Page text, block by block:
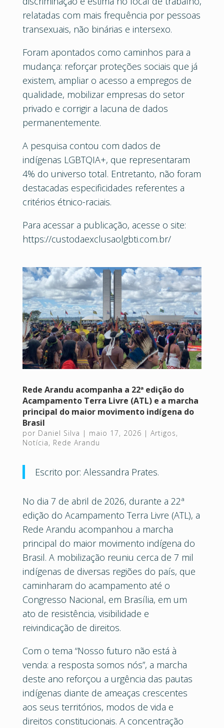
relatadas com mais frequência por pessoas
transexuais, não binárias e intersexo.
Foram apontados como caminhos para a
mudança: reforçar proteções sociais que já
existem, ampliar o acesso a empregos de
qualidade, mobilizar empresas do setor
privado e corrigir a lacuna de dados
permanentemente.
A pesquisa contou com dados de
indígenas LGBTQIA+, que representaram
4% do universo total. Entretanto, não foram
destacadas especificidades referentes a
critérios étnico-raciais.
Para acessar a publicação, acesse o site:
https://custodaexclusaolgbti.com.br/
Rede Arandu acompanha a 22ª edição do
Acampamento Terra Livre (ATL) e a marcha
principal do maior movimento indígena do
Brasil
por Daniel Silva | maio 17, 2026 | Artigos,
Notícia, Rede Arandu
Escrito por: Alessandra Prates.
No dia 7 de abril de 2026, durante a 22ª
edição do Acampamento Terra Livre (ATL), a
Rede Arandu acompanhou a marcha
principal do maior movimento indígena do
Brasil. A mobilização reuniu cerca de 7 mil
indígenas de diversas regiões do país, que
caminharam do acampamento até o
Congresso Nacional, em Brasília, em um
ato de resistência, visibilidade e
reivindicação de direitos.
Com o tema “Nosso futuro não está à
venda: a resposta somos nós”, a marcha
deste ano reforçou a urgência das pautas
indígenas diante de ameaças crescentes
aos seus territórios, modos de vida e
direitos constitucionais. A concentração